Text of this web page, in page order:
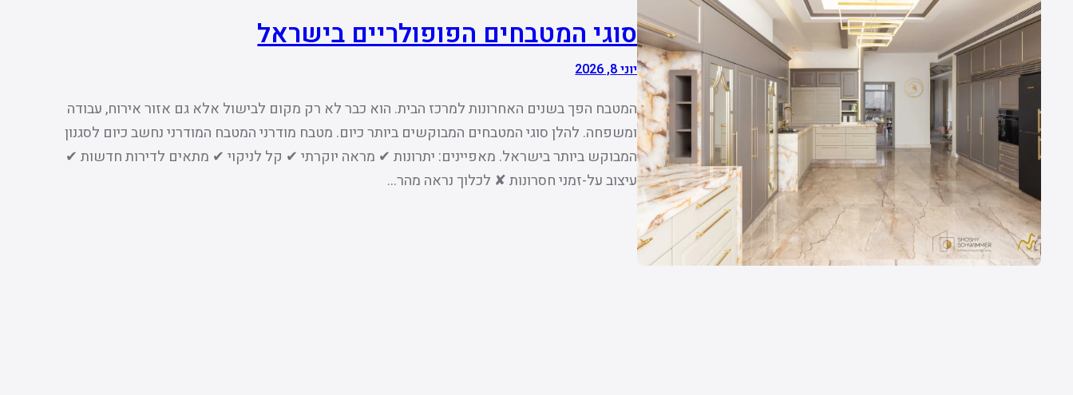
סוגי המטבחים הפופולריים בישראל
יוני 8, 2026
המטבח הפך בשנים האחרונות למרכז הבית. הוא כבר לא רק מקום לבישול אלא גם אזור אירוח, עבודה
ומשפחה. להלן סוגי המטבחים המבוקשים ביותר כיום. מטבח מודרני המטבח המודרני נחשב כיום לסגנון
המבוקש ביותר בישראל. מאפיינים: יתרונות ✔ מראה יוקרתי ✔ קל לניקוי ✔ מתאים לדירות חדשות ✔
עיצוב על-זמני חסרונות ✘ לכלוך נראה מהר…